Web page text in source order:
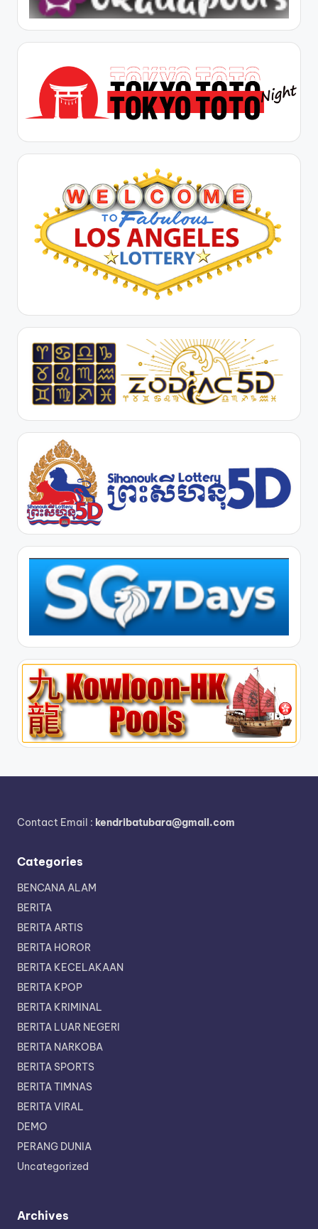
Contact Email : kendribatubara@gmail.com
Categories
BENCANA ALAM
BERITA
BERITA ARTIS
BERITA HOROR
BERITA KECELAKAAN
BERITA KPOP
BERITA KRIMINAL
BERITA LUAR NEGERI
BERITA NARKOBA
BERITA SPORTS
BERITA TIMNAS
BERITA VIRAL
DEMO
PERANG DUNIA
Uncategorized
Archives